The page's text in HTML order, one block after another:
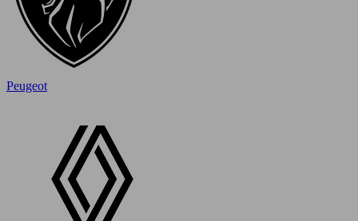
Peugeot